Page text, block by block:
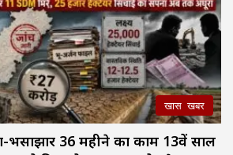
खास खबर
भैंसाझार 36 महीने का काम 13वें साल